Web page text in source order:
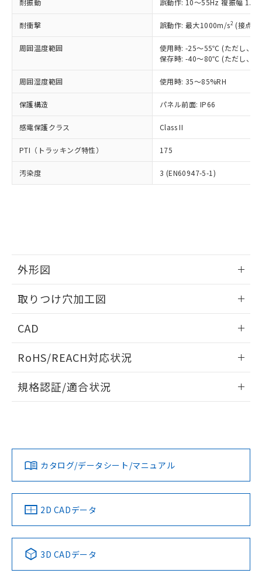
耐振動 誤動作: 10～55Hz 複振幅
耐衝撃 誤動作: 最大1000m/s2 (接点
周囲温度範囲
使用時: -25～55℃ (ただし、氷
保存時: -40～80℃ (ただし、氷
周囲湿度範囲 使用時: 35～85%RH
保護構造 パネル前面: IP66
感電保護クラス Class II
PTI（トラッキング特性） 175
汚染度 3 (EN60947-5-1)
外形図
取りつけ穴加工図
CAD
ドすることができます。
ログイン/会員登録
ダウンロードデータをご利用いただく前に、以下を必ずお読
みください。
ソフトウェアの使用条件
RoHS/REACH対応状況
EU RoHS 注意事項・凡例
対応済み
中国 RoHS 注意事項・凡例
Pb Hg Cd Cr(VI)
規格認証/適合状況
カタログ/データシート/マニュアル
2D CADデータ
3D CADデータ
正式な納期状況および標準価格はお客
様のお取引先、またはお客様担当のオ
ムロン制御機器販売店・当社販売員に
オムロン制御機器販売店や当社販売拠
販売ネットワーク
」をご確認
在庫状況および標準価格結果を当社の
事前の承諾なく第三者に漏洩または開
示しないようお願いします。
マイパーツ機能（部品リスト作成サー
ビス）をご利用いただくには、I-Web
メンバーズにご登録されている必要が
お客様が当ウェブサイト上で当社にご
指します。
但し、RoHS指令で産業用監視および制御機器に対する
適用除外項目は除く。
フタル酸エステル類の４物質については閾値を超える意
図的な使用がないことを確認しています。
部品在庫の切り替え状況などにより、予定
月が前後することがあります。
※3 非含有証明書ダウンロード
51物質の非含有証明書（当社基準）
※本証明書は発行日時点で非含有を証明す
るもので、過去に遡って非含有を証明する
ものではありません。
また、RoHS指令のフタル酸エステル類４
欄に対応日を記載しておりました。
既に当社にて対応品への在庫切替を完了
していることから、特段のことがない限
り、2022年1月12日より割愛しておりま
す。
DBP(フタル酸ジブチル) : 1000ppm、 DIBP(フタル酸ジ
イソブチル) : 1000ppm、 BBP(フタル酸ブチルベンジ
DEHP(フタル酸ビス(2-エチルヘキシル)) : 1000ppm
準値以下であることを示します。
「10」：通常の使用状況下において有害物
質が外部に漏えいし、環境に深刻な影響を
及ぼさない年数を意味します。
「－」：未確認です。当社販売部門へお問
全に破砕するなど、違法に輸出されな
いよう必要な手段を講じます。
当社は貴社製品を、核兵器、ミサイ
ル、化学兵器、生物兵器またはその他
武器並びにこれらの製造装置等に一切
当社は、貴社製品を第三者に販売する
場合は、上記1、2および3の内容を当
該第三者に通知します。また当社は、
販売先および販売に係わる関係者が違
法に輸出するおそれがある場合は、取
り引きをいたしません。
一定数には満たないが在庫あり
－
在庫なし(最新の在庫状況につ
いては、お客様のお取引先、ま
たはお客様担当のオムロン制御
機器販売店・当社販売員にご確
空
受注生産機種、また在庫状況の
情報を公開していない機種